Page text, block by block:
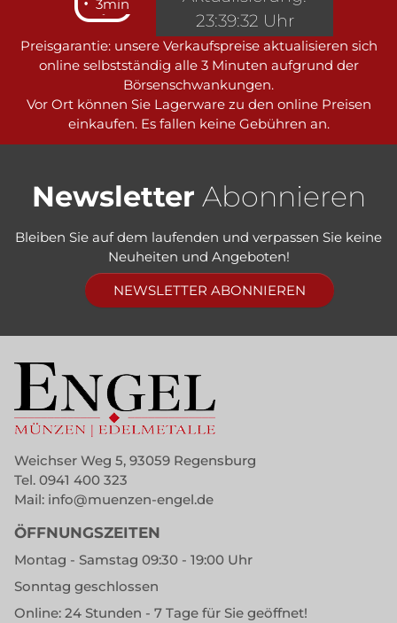
3min
Preisgarantie: unsere Verkaufspreise aktualisieren sich
online selbstständig alle 3 Minuten aufgrund der
Börsenschwankungen.
Vor Ort können Sie Lagerware zu den online Preisen
einkaufen. Es fallen keine Gebühren an.
23:39:32 Uhr
Newsletter Abonnieren
Bleiben Sie auf dem laufenden und verpassen Sie keine
Neuheiten und Angeboten!
NEWSLETTER ABONNIEREN
Weichser Weg 5, 93059 Regensburg
Tel. 0941 400 323
Mail: info@muenzen-engel.de
ÖFFNUNGSZEITEN
Montag - Samstag 09:30 - 19:00 Uhr
Sonntag geschlossen
Online: 24 Stunden - 7 Tage für Sie geöffnet!